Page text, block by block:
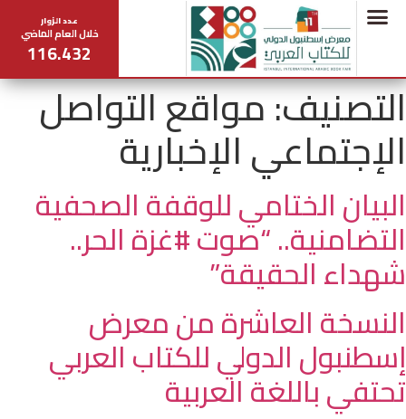
عدد الزوار
خلال العام الماضي
116.432
التصنيف:مواقع التواصل
الإجتماعي الإخبارية
البيان الختامي للوقفة الصحفية
التضامنية.. “صوت #غزة الحر..
شهداء الحقيقة”
النسخة العاشرة من معرض
إسطنبول الدولي للكتاب العربي
تحتفي باللغة العربية